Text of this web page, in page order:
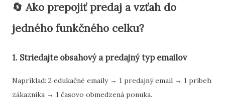
🔄 Ako prepojiť predaj a vzťah do
jedného funkčného celku?
1. Striedajte obsahový a predajný typ emailov
Napríklad: 2 edukačné emaily → 1 predajný email → 1 príbeh
zákazníka → 1 časovo obmedzená ponuka.